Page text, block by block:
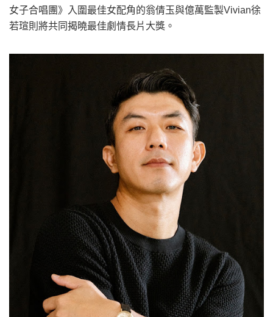
女子合唱團》入圍最佳女配角的翁倩玉與億萬監製Vivian徐
若瑄則將共同揭曉最佳劇情長片大獎。